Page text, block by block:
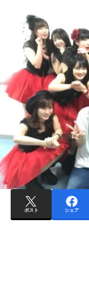
ポスト シェア